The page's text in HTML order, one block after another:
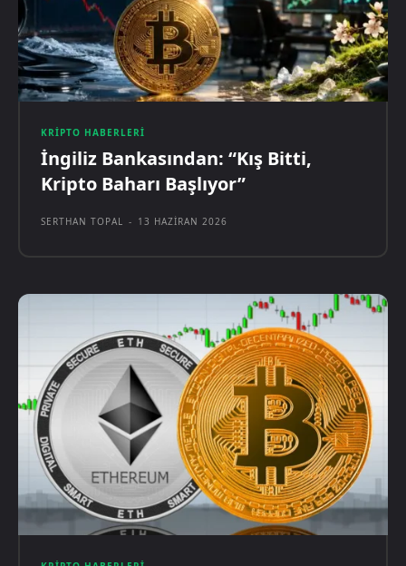
KRIPTO HABERLERI
İngiliz Bankasından: “Kış Bitti,
Kripto Baharı Başlıyor”
SERTHAN TOPAL - 13 HAZIRAN 2026